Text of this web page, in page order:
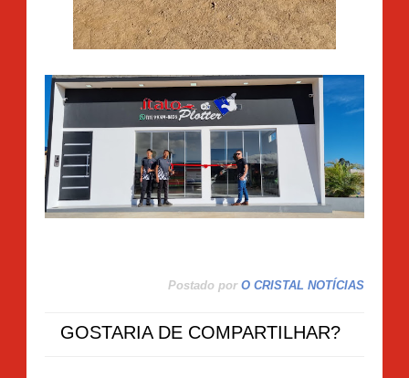
Postado por O CRISTAL NOTÍCIAS
GOSTARIA DE COMPARTILHAR?